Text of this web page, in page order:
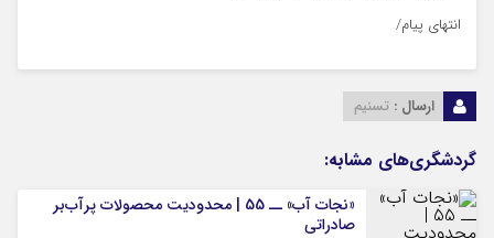
انتهای پیام/
ارسال : تسنیم
گردشگری‌های مشابه:
«نجات آب» ــ 55 | محدودیت محصولات پرآب‌بر
صادراتی